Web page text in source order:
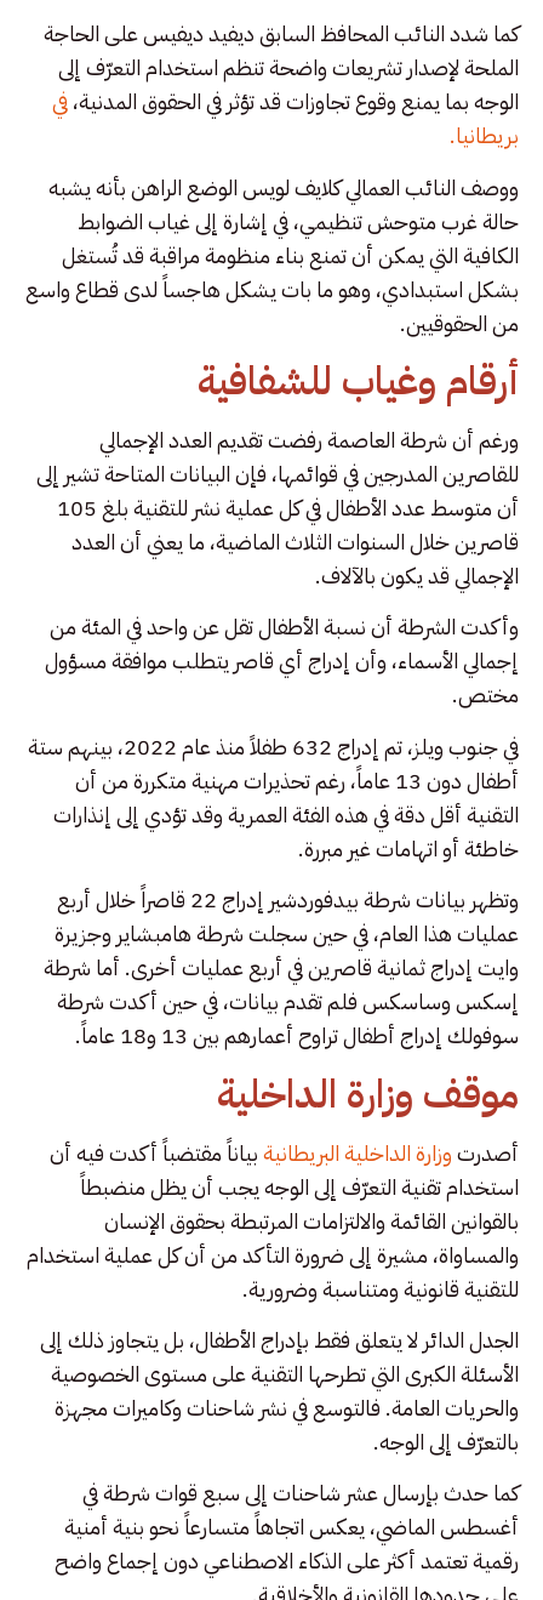
كما شدد النائب المحافظ السابق ديفيد ديفيس على الحاجة
الملحة لإصدار تشريعات واضحة تنظم استخدام التعرّف إلى
الوجه بما يمنع وقوع تجاوزات قد تؤثر في الحقوق المدنية،في
بريطانيا.
ووصف النائب العمالي كلايف لويس الوضع الراهن بأنه يشبه
حالة غرب متوحش تنظيمي، في إشارة إلى غياب الضوابط
الكافية التي يمكن أن تمنع بناء منظومة مراقبة قد تُستغل
بشكل استبدادي، وهو ما بات يشكل هاجساً لدى قطاع واسع
من الحقوقيين.
أرقام وغياب للشفافية
ورغم أن شرطة العاصمة رفضت تقديم العدد الإجمالي
للقاصرين المدرجين في قوائمها، فإن البيانات المتاحة تشير إلى
أن متوسط عدد الأطفال في كل عملية نشر للتقنية بلغ 105
قاصرين خلال السنوات الثلاث الماضية، ما يعني أن العدد
الإجمالي قد يكون بالآلاف.
وأكدت الشرطة أن نسبة الأطفال تقل عن واحد في المئة من
إجمالي الأسماء، وأن إدراج أي قاصر يتطلب موافقة مسؤول
مختص.
في جنوب ويلز، تم إدراج 632 طفلاً منذ عام 2022، بينهم ستة
أطفال دون 13 عاماً، رغم تحذيرات مهنية متكررة من أن
التقنية أقل دقة في هذه الفئة العمرية وقد تؤدي إلى إنذارات
خاطئة أو اتهامات غير مبررة.
وتظهر بيانات شرطة بيدفوردشير إدراج 22 قاصراً خلال أربع
عمليات هذا العام، في حين سجلت شرطة هامبشاير وجزيرة
وايت إدراج ثمانية قاصرين في أربع عمليات أخرى. أما شرطة
إسكس وساسكس فلم تقدم بيانات، في حين أكدت شرطة
سوفولك إدراج أطفال تراوح أعمارهم بين 13 و18 عاماً.
موقف وزارة الداخلية
أصدرتوزارة الداخلية البريطانيةبياناً مقتضباً أكدت فيه أن
استخدام تقنية التعرّف إلى الوجه يجب أن يظل منضبطاً
بالقوانين القائمة والالتزامات المرتبطة بحقوق الإنسان
والمساواة، مشيرة إلى ضرورة التأكد من أن كل عملية استخدام
للتقنية قانونية ومتناسبة وضرورية.
الجدل الدائر لا يتعلق فقط بإدراج الأطفال، بل يتجاوز ذلك إلى
الأسئلة الكبرى التي تطرحها التقنية على مستوى الخصوصية
والحريات العامة. فالتوسع في نشر شاحنات وكاميرات مجهزة
بالتعرّف إلى الوجه.
كما حدث بإرسال عشر شاحنات إلى سبع قوات شرطة في
أغسطس الماضي، يعكس اتجاهاً متسارعاً نحو بنية أمنية
رقمية تعتمد أكثر على الذكاء الاصطناعي دون إجماع واضح